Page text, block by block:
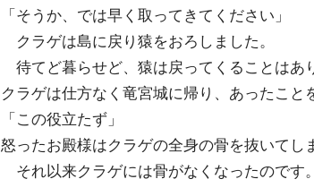
「そうか、では早く取ってきてください」
クラゲは島に戻り猿をおろしました。
待てど暮らせど、猿は戻ってくることはあ
クラゲは仕方なく竜宮城に帰り、あったこと
「この役立たず」
怒ったお殿様はクラゲの全身の骨を抜いてし
それ以来クラゲには骨がなくなったのです。